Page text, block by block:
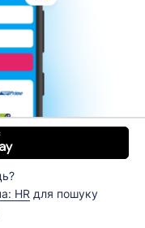
HR для пошуку
Кар’єра
Умови використання
роботи №1 в